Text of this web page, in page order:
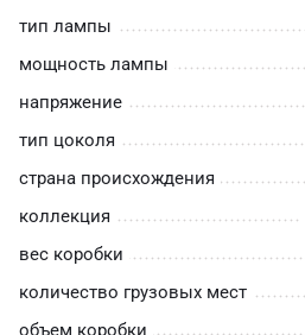
тип лампы
мощность лампы
напряжение
тип цоколя
страна происхождения
коллекция
вес коробки
количество грузовых мест
объем коробки